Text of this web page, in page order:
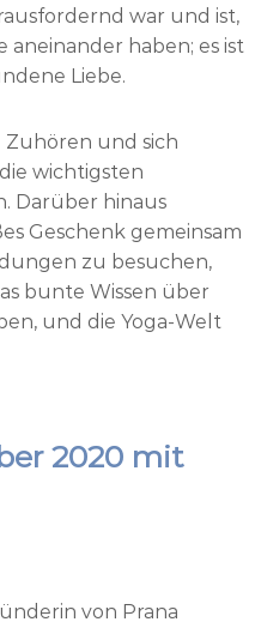
war und ist,
aneinander haben; es ist
Liebe.
Zuhören und sich
wichtigsten
Darüber hinaus
Geschenk gemeinsam
zu besuchen,
bunte Wissen über
und die Yoga-Welt
2020 mit
von Prana